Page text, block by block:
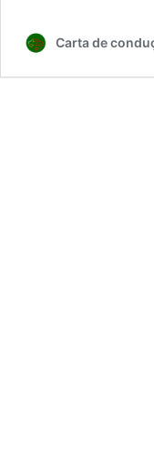
Carta de